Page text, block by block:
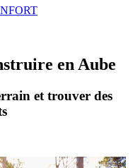
en Aube
et trouver des